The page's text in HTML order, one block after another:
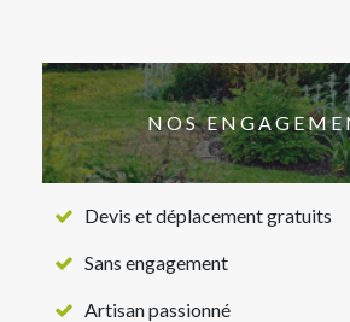
NOS
Devis et déplacement gratuits
Sans engagement
Artisan passionné